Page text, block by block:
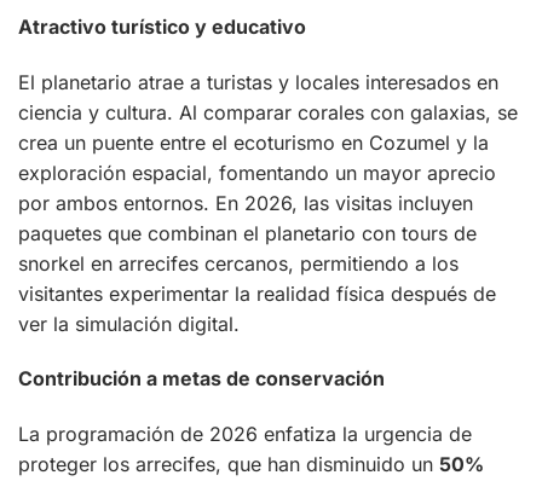
Atractivo turístico y educativo
El planetario atrae a turistas y locales interesados en
ciencia y cultura. Al comparar corales con galaxias, se
crea un puente entre el ecoturismo en Cozumel y la
exploración espacial, fomentando un mayor aprecio
por ambos entornos. En 2026, las visitas incluyen
paquetes que combinan el planetario con tours de
snorkel en arrecifes cercanos, permitiendo a los
visitantes experimentar la realidad física después de
ver la simulación digital.
Contribución a metas de conservación
La programación de 2026 enfatiza la urgencia de
proteger los arrecifes, que han disminuido un 50%